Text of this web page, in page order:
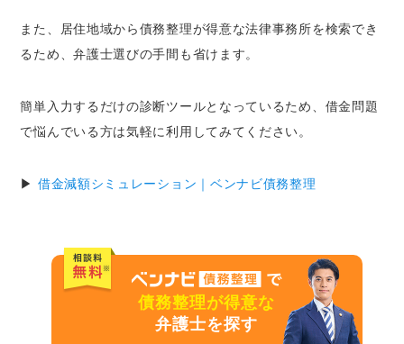
また、居住地域から債務整理が得意な法律事務所を検索でき
るため、弁護士選びの手間も省けます。
簡単入力するだけの診断ツールとなっているため、借金問題
で悩んでいる方は気軽に利用してみてください。
▶ 借金減額シミュレーション｜ベンナビ債務整理
債務整理が得意な
弁護士を探す